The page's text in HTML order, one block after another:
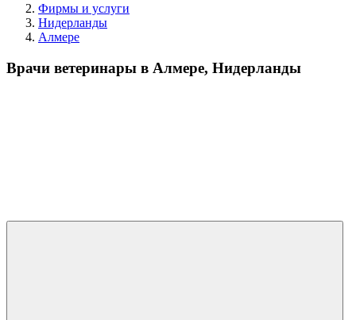
Фирмы и услуги
Нидерланды
Алмере
Врачи ветеринары в Алмере, Нидерланды